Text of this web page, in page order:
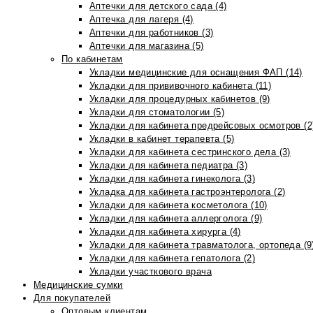
Аптечки для детского сада (4)
Аптечка для лагеря (4)
Аптечки для работников (3)
Аптечки для магазина (5)
По кабинетам
Укладки медицинские для оснащения ФАП (14)
Укладки для прививочного кабинета (11)
Укладки для процедурных кабинетов (9)
Укладки для стоматологии (5)
Укладки для кабинета предрейсовых осмотров
Укладки в кабинет терапевта (5)
Укладки для кабинета сестринского дела (3)
Укладки для кабинета педиатра (3)
Укладки для кабинета гинеколога (3)
Укладка для кабинета гастроэнтеролога (2)
Укладки для кабинета косметолога (10)
Укладки для кабинета аллерголога (9)
Укладки для кабинета хирурга (4)
Укладки для кабинета травматолога, ортопеда
Укладки для кабинета гепатолога (2)
Укладки участкового врача
Медицинские сумки
Для покупателей